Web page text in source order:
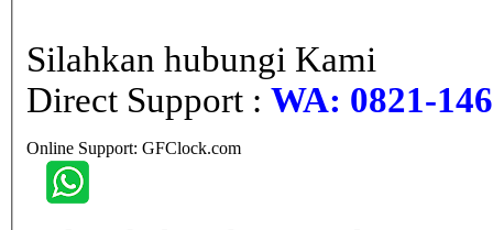
Silahkan hubungi Kami
Direct Support : WA: 0821-
Online Support: GFClock.com